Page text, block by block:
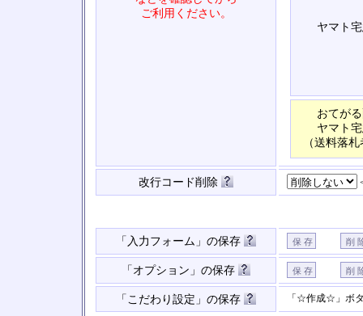
ご利用ください。
ヤマト
おてが
ヤマト
（送料落
改行コード削除
「入力フォーム」の保存
「オプション」の保存
「こだわり設定」の保存 「☆作成☆」ボ